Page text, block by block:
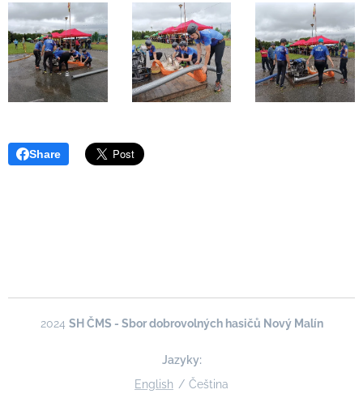
Share
2024 SH ČMS - Sbor dobrovolných hasičů Nový Malín
Jazyky
English
Čeština